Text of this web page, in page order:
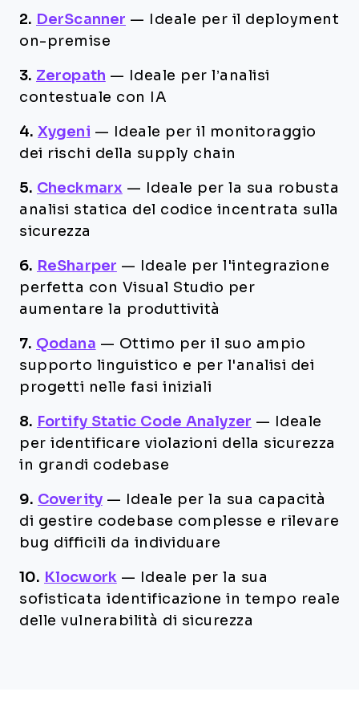
2. DerScanner —
Ideale per il deployment
on-premise
3. Zeropath —
Ideale per l’analisi
contestuale con IA
4. Xygeni —
Ideale per il monitoraggio
dei rischi della supply chain
5. Checkmarx —
Ideale per la sua robusta
analisi statica del codice incentrata sulla
sicurezza
6. ReSharper —
Ideale per l'integrazione
perfetta con Visual Studio per
aumentare la produttività
7. Qodana — Ottimo per il suo ampio
supporto linguistico e per l'analisi dei
progetti nelle fasi iniziali
8. Fortify Static Code Analyzer —
Ideale
per identificare violazioni della sicurezza
in grandi codebase
9. Coverity —
Ideale per la sua capacità
di gestire codebase complesse e rilevare
bug difficili da individuare
10. Klocwork —
Ideale per la sua
sofisticata identificazione in tempo reale
delle vulnerabilità di sicurezza